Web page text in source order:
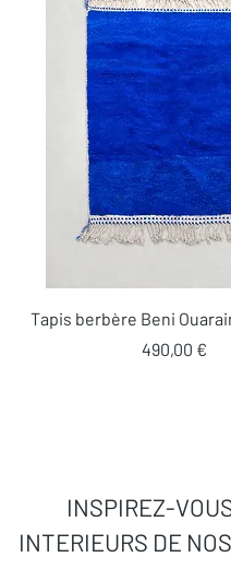
Tapis berbère Beni
Prix
490,00 €
INSPIREZ-
INTERIEURS DE